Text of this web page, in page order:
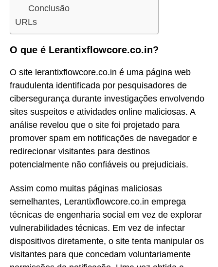
Conclusão
URLs
O que é Lerantixflowcore.co.in?
O site lerantixflowcore.co.in é uma página web
fraudulenta identificada por pesquisadores de
cibersegurança durante investigações envolvendo
sites suspeitos e atividades online maliciosas. A
análise revelou que o site foi projetado para
promover spam em notificações de navegador e
redirecionar visitantes para destinos
potencialmente não confiáveis ou prejudiciais.
Assim como muitas páginas maliciosas
semelhantes, Lerantixflowcore.co.in emprega
técnicas de engenharia social em vez de explorar
vulnerabilidades técnicas. Em vez de infectar
dispositivos diretamente, o site tenta manipular os
visitantes para que concedam voluntariamente